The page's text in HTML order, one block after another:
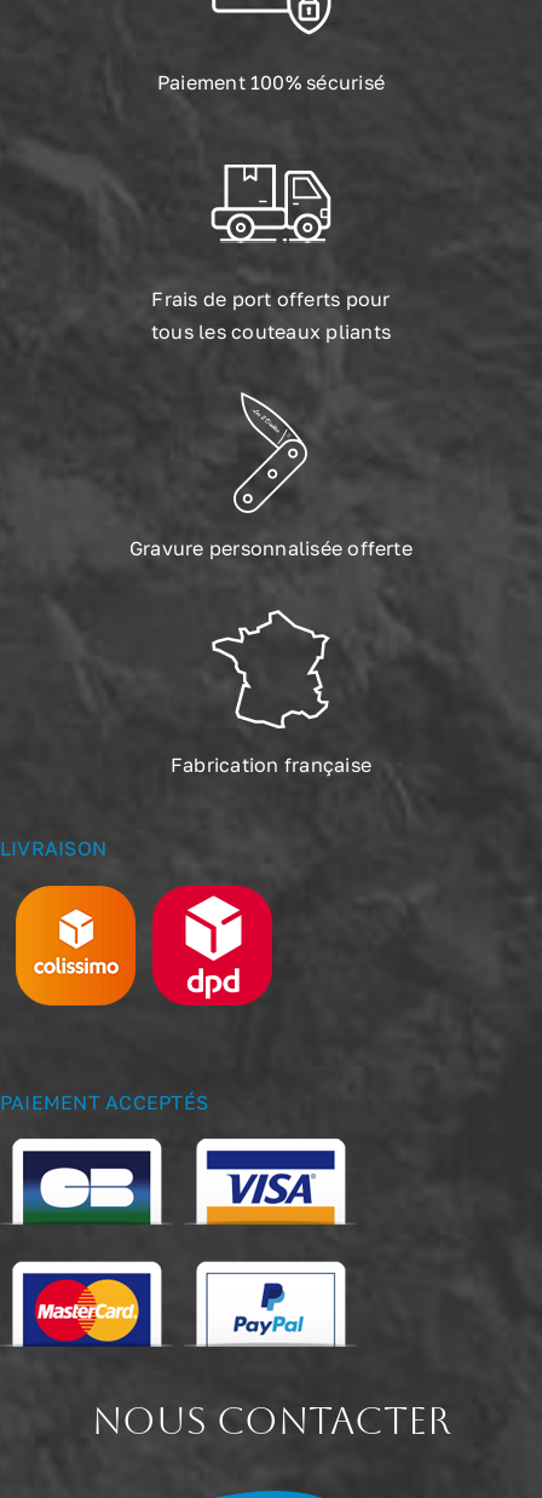
Paiement 100% sécurisé
Frais de port offerts pour
tous les couteaux pliants
Gravure personnalisée offerte
Fabrication française
LIVRAISON
PAIEMENT ACCEPTÉS
NOUS CONTACTER